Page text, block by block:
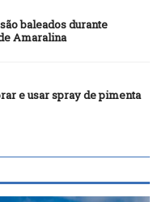
baleados durante
Amaralina
e usar spray de pimenta